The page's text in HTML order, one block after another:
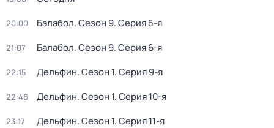
20:00 Балабол. Сезон 9. Серия 5-я
21:07 Балабол. Сезон 9. Серия 6-я
22:15 Дельфин. Сезон 1. Серия 9-я
22:46 Дельфин. Сезон 1. Серия 10-я
23:17 Дельфин. Сезон 1. Серия 11-я